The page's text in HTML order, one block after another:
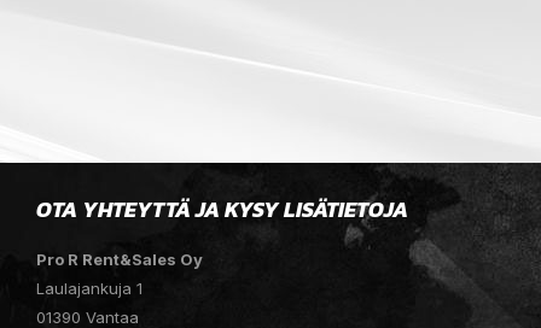
OTA YHTEYTTÄ JA KYSY LISÄTIETOJA
Pro R Rent&Sales Oy
Laulajankuja 1
01390 Vantaa